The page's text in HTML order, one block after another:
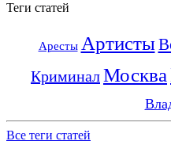
Теги статей
Аресты Артисты
КриминалМосква
Все теги статей